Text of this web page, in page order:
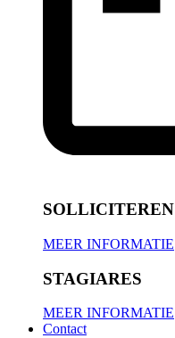
SOLLICITEREN
MEER INFORMATIE
STAGIARES
MEER INFORMATIE
Contact